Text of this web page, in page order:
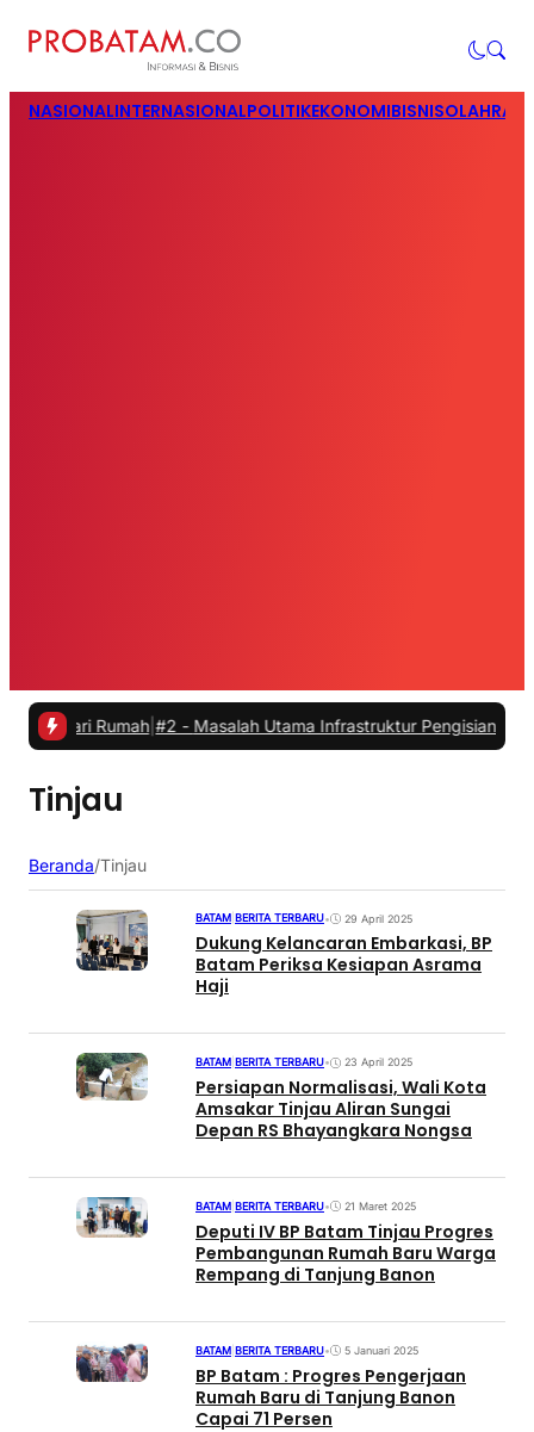
NASIONALINTERNASIONALPOLITIKEKONOMIBISNIS
Rumah| #2 -Masalah Utama Infrastruktur Pengisian Daya
Tinjau
Beranda/Tinjau
BATAM BERITA TERBARU• 29 April 2025
Dukung Kelancaran Embarkasi, BP
Batam Periksa Kesiapan Asrama
Haji
BATAM BERITA TERBARU• 23 April 2025
Persiapan Normalisasi, Wali Kota
Amsakar Tinjau Aliran Sungai
Depan RS Bhayangkara Nongsa
BATAM BERITA TERBARU• 21 Maret 2025
Deputi IV BP Batam Tinjau Progres
Pembangunan Rumah Baru Warga
Rempang di Tanjung Banon
BATAM BERITA TERBARU• 5 Januari 2025
BP Batam : Progres Pengerjaan
Rumah Baru di Tanjung Banon
Capai 71 Persen